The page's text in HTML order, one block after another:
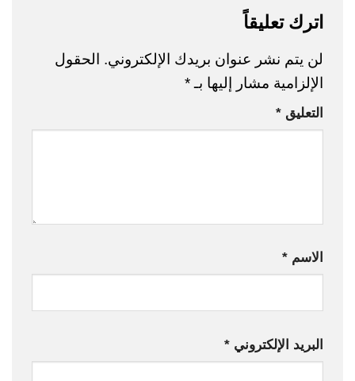
اترك تعليقاً
لن يتم نشر عنوان بريدك الإلكتروني. الحقول
الإلزامية مشار إليها بـ*
التعليق *
الاسم *
البريد الإلكتروني *